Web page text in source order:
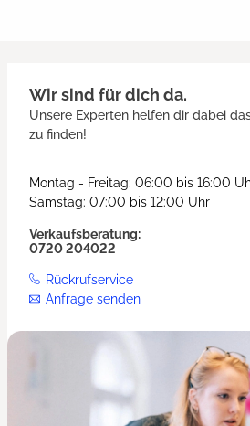
Wir sind für dich da.
Unsere Experten helfen dir dabei
zu finden!
Montag - Freitag: 06:00 bis 16:00
Samstag: 07:00 bis 12:00 Uhr
Verkaufsberatung:
0720 204022
Rückrufservice
Anfrage senden